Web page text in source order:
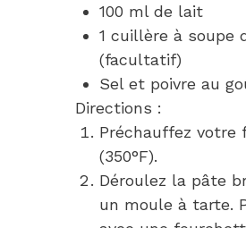
100 ml de lait
1 cuillère à soupe
(facultatif)
Sel et poivre au
Directions :
Préchauffez votre
(350°F).
Déroulez la pâte
un moule à tarte.